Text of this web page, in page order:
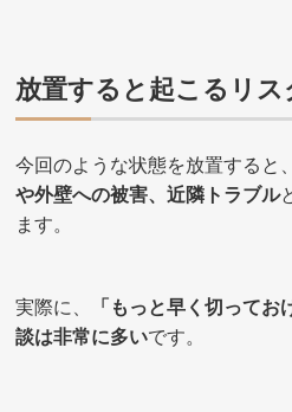
放置すると起こるリス
今回のような状態を放置すると、
や外壁への被害、近隣トラブル
ます。
実際に、
「もっと早く切って
談は非常に多いです。